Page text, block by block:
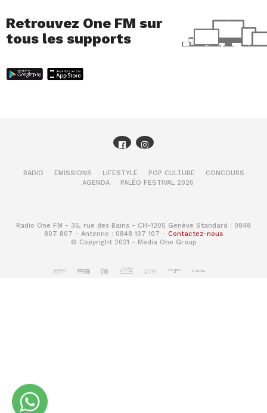
Retrouvez One FM sur
tous les supports
RADIO EMISSIONS LIFESTYLE POP CULTURE
CONCOURS
AGENDA
PALÉO FESTIVAL 2026
Radio One FM - 35, rue des Bains - CH-1205 Genève Standard : 0848
807 807 - Antenne : 0848 107 107 - Contactez-nous
© Copyright 2021 - Media One Group